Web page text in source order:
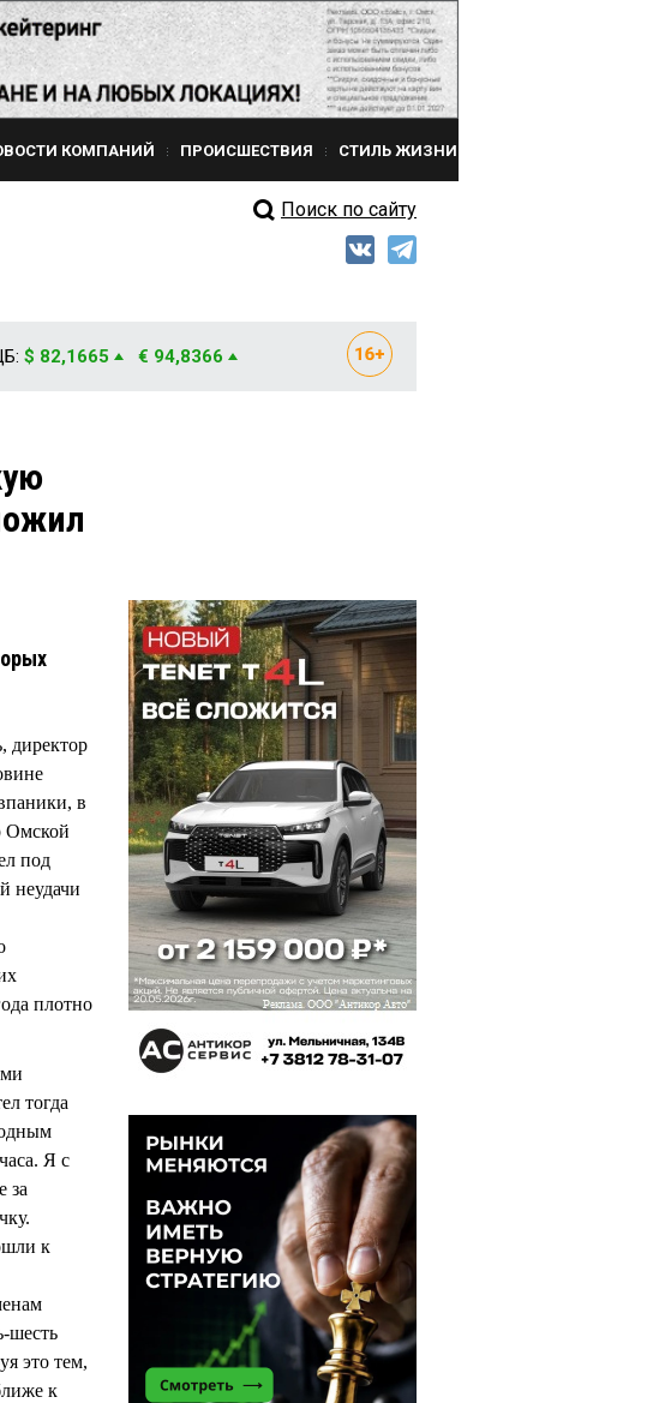
КОМПАНИЙ ПРОИСШЕСТВИЯ СТИЛЬ ЖИЗНИ
Поиск по сайту
$ 82,1665 € 94,8366
директор
в
Омской
под
неудачи
плотно
тогда
Я с
за
к
шесть
это тем,
к